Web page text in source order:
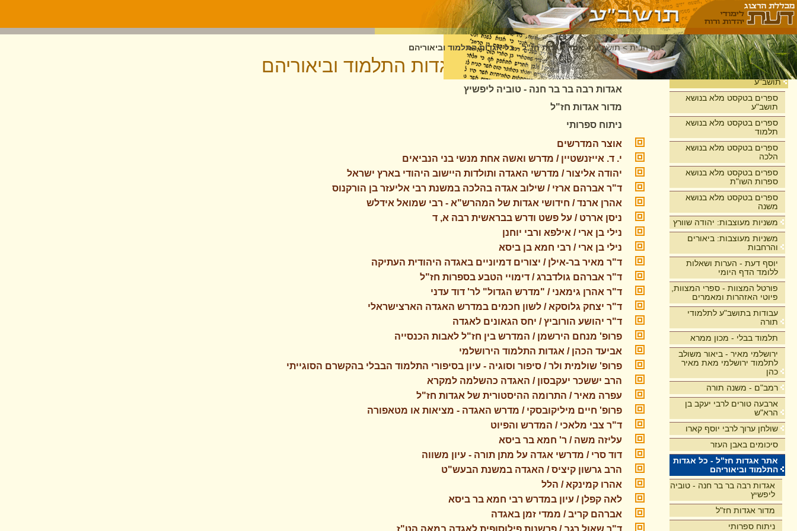
בית
תושב"ע
ספרים בטקסט מלא בנושא
תושב"ע
ספרים בטקסט מלא בנושא
תלמוד
ספרים בטקסט מלא בנושא
הלכה
ספרים בטקסט מלא בנושא
ספרות השו"ת
ספרים בטקסט מלא בנושא
משנה
משניות מעוצבות: יהודה שוורץ
משניות מעוצבות: ביאורים
והרחבות
יוסף דעת - הערות ושאלות
ללומד הדף היומי
פורטל המצוות - ספרי המצוות,
פיוטי האזהרות ומאמרים
עבודות בתושב"ע לתלמודי
תורה
תלמוד בבלי - מכון ממרא
ירושלמי מאיר - ביאור משולב
לתלמוד ירושלמי מאת מאיר
כהן
רמב"ם - משנה תורה
ארבעה טורים לרבי יעקב בן
הרא"ש
שולחן ערוך לרבי יוסף קארו
סיכומים באבן העזר
אתר אגדות חז"ל - כל אגדות
התלמוד וביאוריהם
אגדות רבה בר בר חנה - טוביה
ליפשיץ
מדור אגדות חז"ל
ניתוח ספרותי
דף הבית >תושב"ע >אתר אגדות חז"ל - כל אגדות התלמוד וביאוריהם
אתר אגדות חז"ל - כל אגדות התלמוד וביאוריהם
אגדות רבה בר בר חנה - טוביה ליפשיץ
מדור אגדות חז"ל
ניתוח ספרותי
אוצר המדרשים
י. ד. אייזנשטיין / מדרש ואשה אחת מנשי בני הנביאים
יהודה אליצור / מדרשי האגדה ותולדות היישוב היהודי בארץ ישראל
ד"ר אברהם ארזי / שילוב אגדה בהלכה במשנת רבי אליעזר בן הורקנוס
אהרן ארנד / חידושי אגדות של המהרש"א - רבי שמואל אידלש
ניסן אררט / על פשט ודרש בבראשית רבה א, ד
נילי בן ארי / אילפא ורבי יוחנן
נילי בן ארי / רבי חמא בן ביסא
ד"ר מאיר בר-אילן / יצורים דמיוניים באגדה היהודית העתיקה
ד"ר אברהם גולדברג / דימויי הטבע בספרות חז"ל
ד"ר אהרן גימאני / "מדרש הגדול" לר' דוד עדני
ד"ר יצחק גלוסקא / לשון חכמים במדרש האגדה הארצישראלי
ד"ר יהושע הורוביץ / יחס הגאונים לאגדה
פרופ' מנחם הירשמן / המדרש בין חז"ל לאבות הכנסייה
אביעד הכהן / אגדות התלמוד הירושלמי
פרופ' שולמית ולר / סיפור וסוגיה - עיון בסיפורי התלמוד הבבלי בהקשרם הסוגייתי
הרב יששכר יעקבסון / האגדה כהשלמה למקרא
עפרה מאיר / התרומה ההיסטורית של אגדות חז"ל
פרופ' חיים מיליקובסקי / מדרש האגדה - מציאות או מטאפורה
ד"ר צבי מלאכי / המדרש והפיוט
עליזה משה / ר' חמא בר ביסא
דוד סרי / מדרשי אגדה על מתן תורה - עיון משווה
הרב גרשון קיציס / האגדה במשנת הבעש"ט
אהרו קמינקא / הלל
לאה קפלן / עיון במדרש רבי חמא בר ביסא
אברהם קריב / ממדי זמן באגדה
ד"ר שאול רגב / פרשנות פילוסופית לאגדה במאה הט"ז